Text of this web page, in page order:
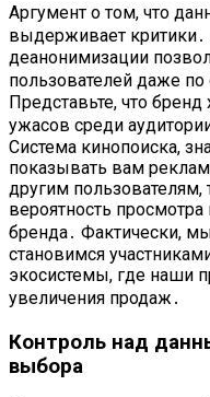
Аргумент о том, что
выдерживает
деанонимизации
пользователей даже
Представьте, что
ужасов среди
Система кинопоиска,
показывать вам
другим
вероятность
бренда․ Фактически,
становимся
экосистемы, где наши
увеличения продаж․
Контроль над
выбора